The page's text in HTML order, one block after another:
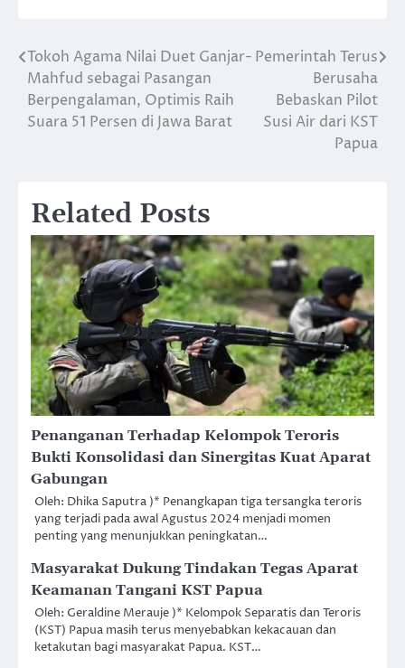
Post
navigation
Tokoh Agama Nilai Duet Ganjar-
Mahfud sebagai Pasangan
Berpengalaman, Optimis Raih
Suara 51 Persen di Jawa Barat
Pemerintah Terus
Berusaha
Bebaskan Pilot
Susi Air dari KST
Papua
Related Posts
Penanganan Terhadap Kelompok Teroris
Bukti Konsolidasi dan Sinergitas Kuat Aparat
Gabungan
Oleh: Dhika Saputra )* Penangkapan tiga tersangka teroris
yang terjadi pada awal Agustus 2024 menjadi momen
penting yang menunjukkan peningkatan…
Masyarakat Dukung Tindakan Tegas Aparat
Keamanan Tangani KST Papua
Oleh: Geraldine Merauje )* Kelompok Separatis dan Teroris
(KST) Papua masih terus menyebabkan kekacauan dan
ketakutan bagi masyarakat Papua. KST…